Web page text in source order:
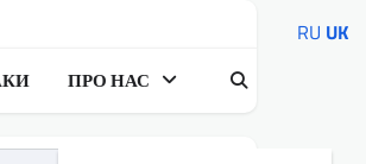
ПРО НАС
RU UK